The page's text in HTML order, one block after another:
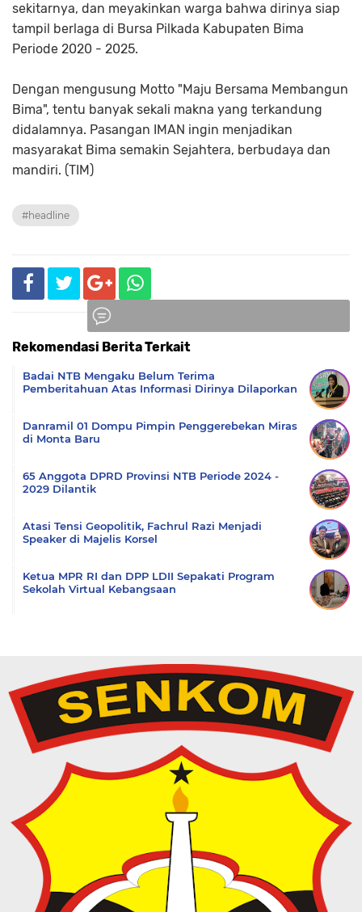
sekitarnya, dan meyakinkan warga bahwa dirinya siap
tampil berlaga di Bursa Pilkada Kabupaten Bima
Periode 2020 - 2025.
Dengan mengusung Motto "Maju Bersama Membangun
Bima", tentu banyak sekali makna yang terkandung
didalamnya. Pasangan IMAN ingin menjadikan
masyarakat Bima semakin Sejahtera, berbudaya dan
mandiri. (TIM)
#headline
Rekomendasi Berita Terkait
Badai NTB Mengaku Belum Terima
Pemberitahuan Atas Informasi Dirinya Dilaporkan
Danramil 01 Dompu Pimpin Penggerebekan Miras
di Monta Baru
65 Anggota DPRD Provinsi NTB Periode 2024 -
2029 Dilantik
Atasi Tensi Geopolitik, Fachrul Razi Menjadi
Speaker di Majelis Korsel
Ketua MPR RI dan DPP LDII Sepakati Program
Sekolah Virtual Kebangsaan